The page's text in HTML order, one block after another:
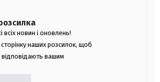
всіх новин і оновлень!
наших розсилок, щоб
вашим